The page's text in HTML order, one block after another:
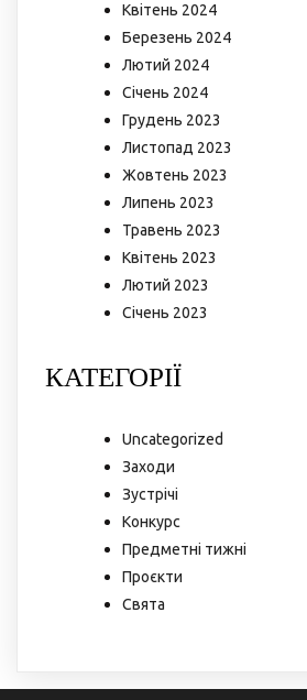
Квітень 2024
Березень 2024
Лютий 2024
Січень 2024
Грудень 2023
Листопад 2023
Жовтень 2023
Липень 2023
Травень 2023
Квітень 2023
Лютий 2023
Січень 2023
КАТЕГОРІЇ
Uncategorized
Заходи
Зустрічі
Конкурс
Предметні тижні
Проєкти
Свята